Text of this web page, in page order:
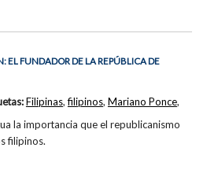
EL FUNDADOR DE LA REPÚBLICA DE
la importancia que el republicanismo
filipinos.
Filipinas,filipinos, Mariano Ponce,